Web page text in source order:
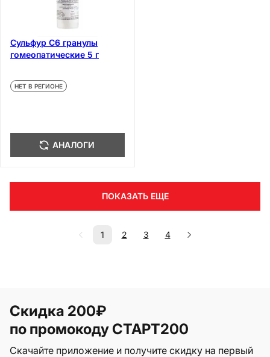
Сульфур С6 гранулы
гомеопатические 5 г
НЕТ В РЕГИОНЕ
АНАЛОГИ
ПОКАЗАТЬ ЕЩЕ
1 2 3 4
Скидка 200₽
по промокоду СТАРТ200
Скачайте приложение и получите скидку на первый